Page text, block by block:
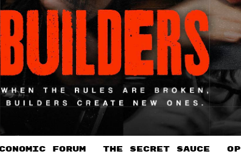
FORUM THE SECRET SAUCE​